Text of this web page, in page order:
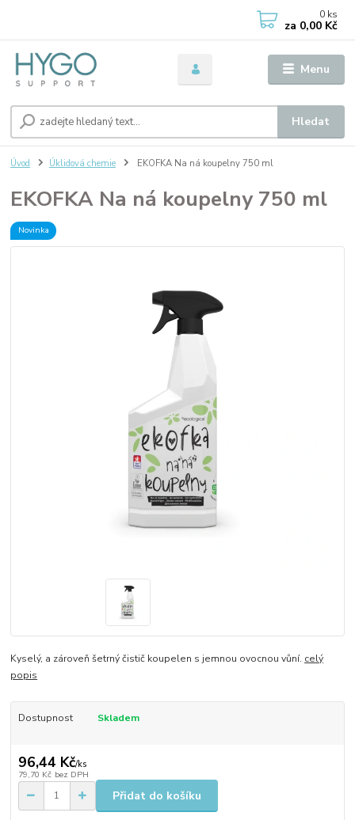
Menu
Hledat
0 ks
za 0,00 Kč
Úvod Úklidová chemie EKOFKA Na ná koupelny 750 ml
EKOFKA Na ná koupelny 750 ml
Novinka
Kyselý, a zároveň šetrný čistič koupelen s jemnou ovocnou vůní. celý
popis
Dostupnost Skladem
96,44 Kč/ks
79,70 Kč bez DPH
Přidat do košíku